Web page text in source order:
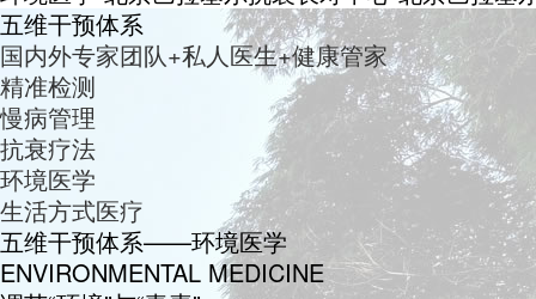
五维干预体系
国内外专家团队+私人医生+健康管家
精准检测
慢病管理
抗衰疗法
环境医学
生活方式医疗
五维干预体系——环境医学
ENVIRONMENTAL MEDICINE